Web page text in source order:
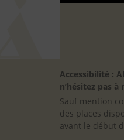
Accessibilité :
n’hésitez pas
Sauf mention
des places
avant le début